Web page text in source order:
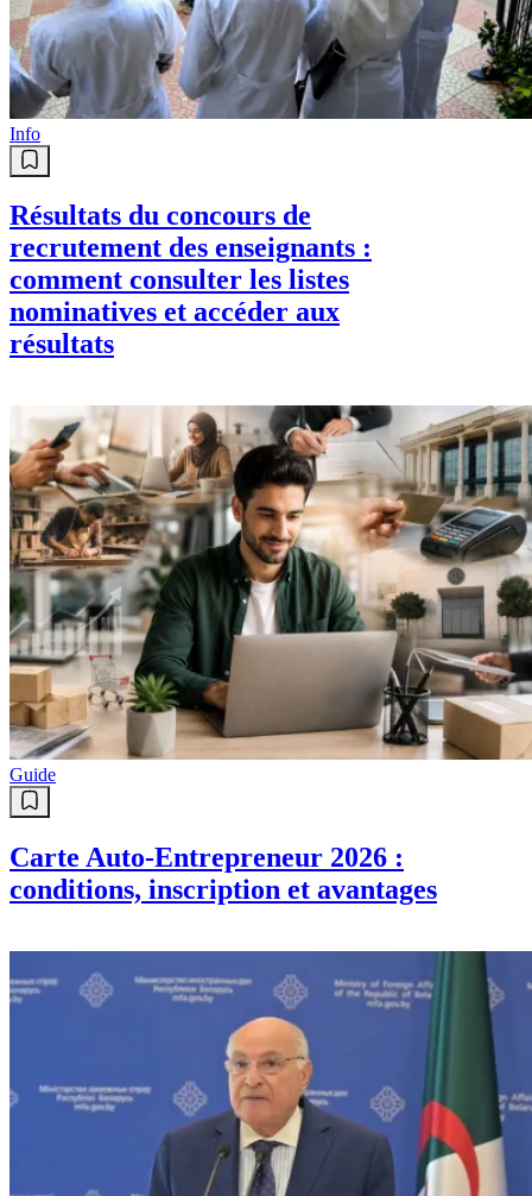
Info
Résultats du concours de
recrutement des enseignants :
comment consulter les listes
nominatives et accéder aux
résultats
Guide
Carte Auto-Entrepreneur 2026 :
conditions, inscription et avantages